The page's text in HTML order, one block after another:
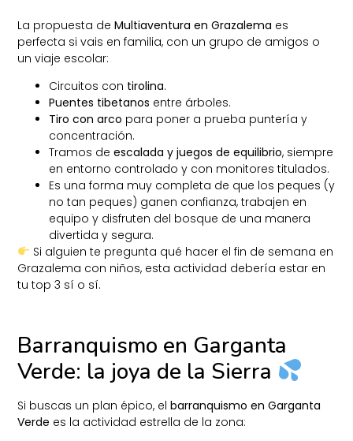
La propuesta deMultiaventura en Grazalema es
perfecta si vais en familia, con un grupo de amigos o
un viaje escolar:
Circuitos con tirolina.
Puentes tibetanos entre árboles.
Tiro con arco para poner a prueba puntería y
concentración.
Tramos deescalada y juegos de equilibrio, siempre
en entorno controlado y con monitores titulados.
Es una forma muy completa de que los peques (y
no tan peques) ganen confianza, trabajen en
equipo y disfruten del bosque de una manera
divertida y segura.
Si alguien te pregunta qué hacer el fin de semana en
Grazalema con niños, esta actividad debería estar en
tu top 3 sí o sí.
Barranquismo en Garganta
Verde: la joya de la Sierra
Si buscas un plan épico, elbarranquismo en Garganta
Verde es la actividad estrella de la zona: